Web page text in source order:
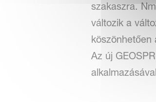
szakaszra.
változik a
köszönhetően
Az új